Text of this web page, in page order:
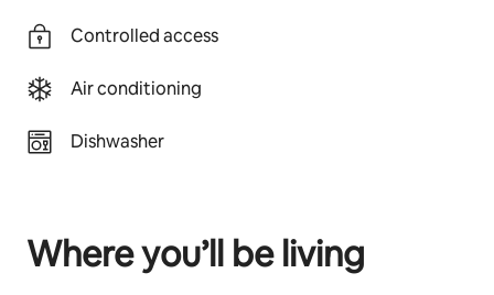
Controlled access
Air conditioning
Dishwasher
Where you’ll be living